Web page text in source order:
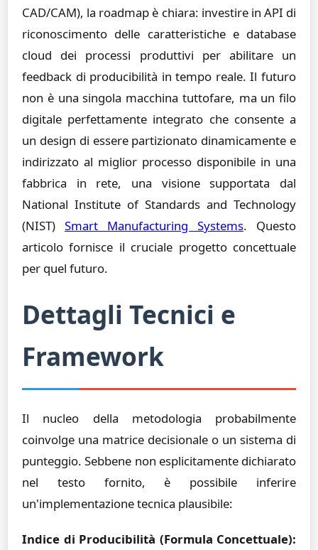
CAD/CAM), la roadmap è chiara: investire in API di
riconoscimento delle caratteristiche e database
cloud dei processi produttivi per abilitare un
feedback di producibilità in tempo reale. Il futuro
non è una singola macchina tuttofare, ma un filo
digitale perfettamente integrato che consente a
un design di essere partizionato dinamicamente e
indirizzato al miglior processo disponibile in una
fabbrica in rete, una visione supportata dal
National Institute of Standards and Technology
(NIST) Smart Manufacturing Systems. Questo
articolo fornisce il cruciale progetto concettuale
per quel futuro.
Dettagli Tecnici e
Framework
Il nucleo della metodologia probabilmente
coinvolge una matrice decisionale o un sistema di
punteggio. Sebbene non esplicitamente dichiarato
nel testo fornito, è possibile inferire
un'implementazione tecnica plausibile:
Indice di Producibilità (Formula Concettuale):